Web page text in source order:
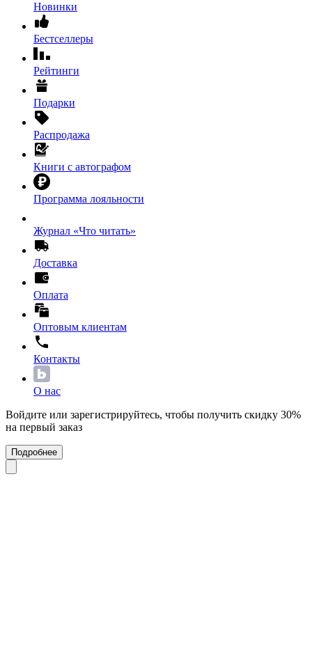
Новинки
Бестселлеры
Рейтинги
Подарки
Распродажа
Книги с автографом
Программа лояльности
Журнал «Что читать»
Доставка
Оплата
Оптовым клиентам
Контакты
О нас
Войдите или зарегистрируйтесь, чтобы получить скидку 30%
на первый заказ
Подробнее